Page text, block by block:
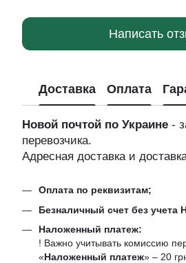
Написать
Доставка Оплата
Новой почтой по Украине -
перевозчика.
Адресная доставка и
Оплата по реквизитам;
Безналичный счет без учета
Наложенный платеж:
! Важно учитывать комиссию
«Наложенный платеж» – 20